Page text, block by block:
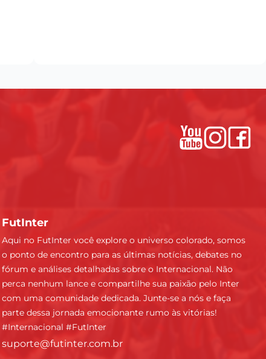
FutInter
Aqui no FutInter você explore o universo colorado, somos
o ponto de encontro para as últimas notícias, debates no
fórum e análises detalhadas sobre o Internacional. Não
perca nenhum lance e compartilhe sua paixão pelo Inter
com uma comunidade dedicada. Junte-se a nós e faça
parte dessa jornada emocionante rumo às vitórias!
#Internacional #FutInter
suporte@futinter.com.br